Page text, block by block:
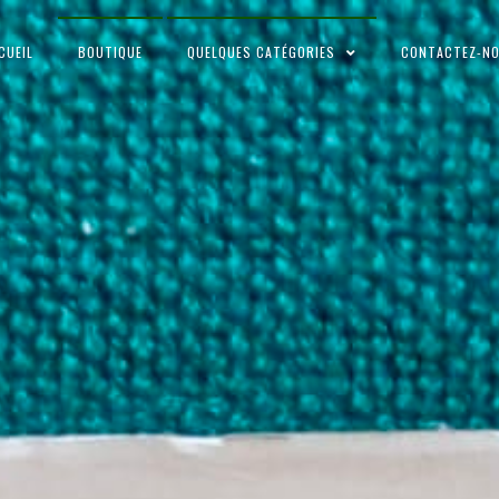
BOUTIQUE QUELQUES CATÉGORIES CONTACTEZ-